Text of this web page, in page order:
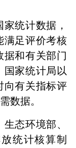
统计数据，
满足评价考核
据和有关部门
国家统计局以
向有关指标评
数据。
态环境部、
统计核算制